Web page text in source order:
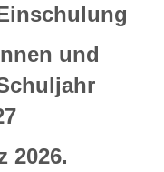
und
2026.